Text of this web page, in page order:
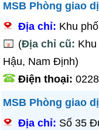
MSB Phòng giao
Địa chỉ: Khu
(Địa chỉ cũ:
Hậu, Nam Định)
Điện thoại:
MSB Phòng giao
Địa chỉ: Số 35